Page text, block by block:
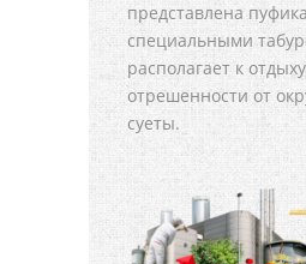
представлена
специальными
располагает к
отрешенности от
суеты.